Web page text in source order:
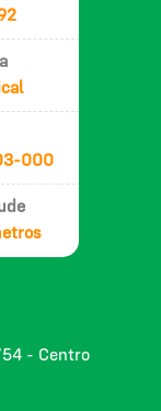
000
- Centro